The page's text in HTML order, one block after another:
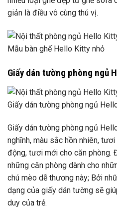
giản là điều vô cùng thú vị.
Mẫu bàn ghế Hello Kitty nhỏ
Giấy dán tường phòng ngủ
Giấy dán tường phòng ngủ
Giấy dán tường phòng ngủ
nghĩnh, màu sắc hồn nhiên,
động, tươi mới cho căn phòng.
những căn phòng dành cho
chú mèo dễ thương này; Bởi
dạng của giấy dán tường sẽ
duy của trẻ.